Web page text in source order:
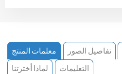
معلمات المنتج تفاصيل الصور
لماذا أخترتنا
التعليمات